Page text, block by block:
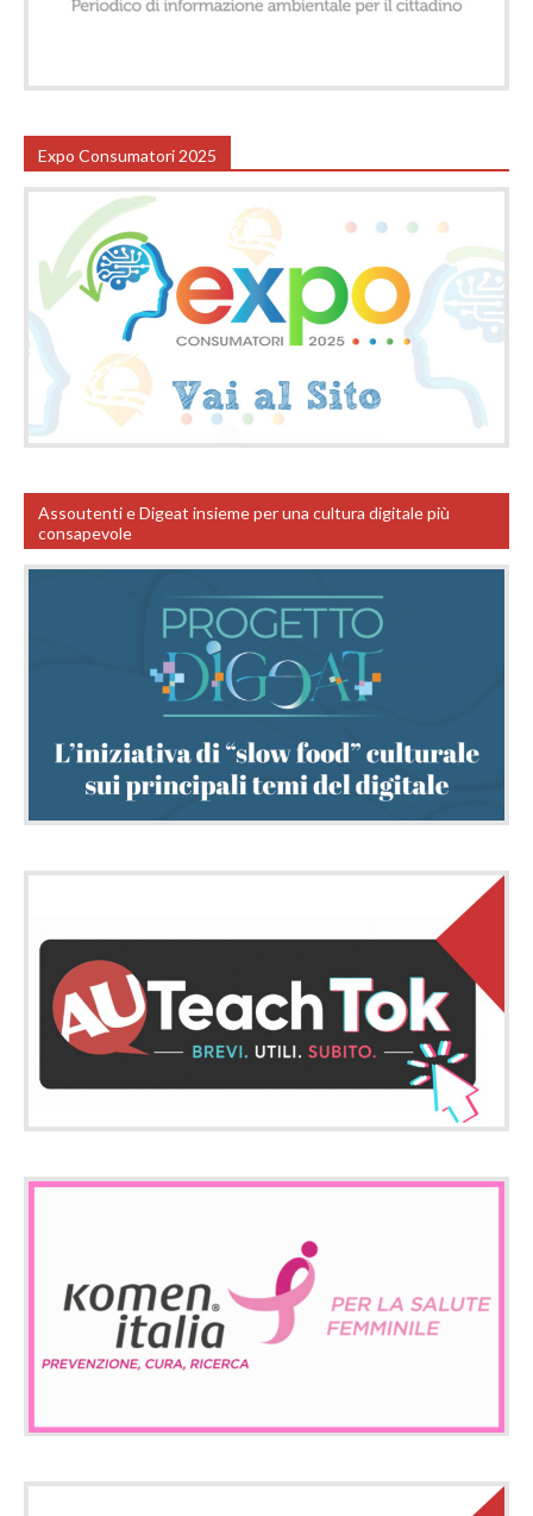
Expo Consumatori 2025
Assoutenti e Digeat insieme per una cultura digitale più
consapevole